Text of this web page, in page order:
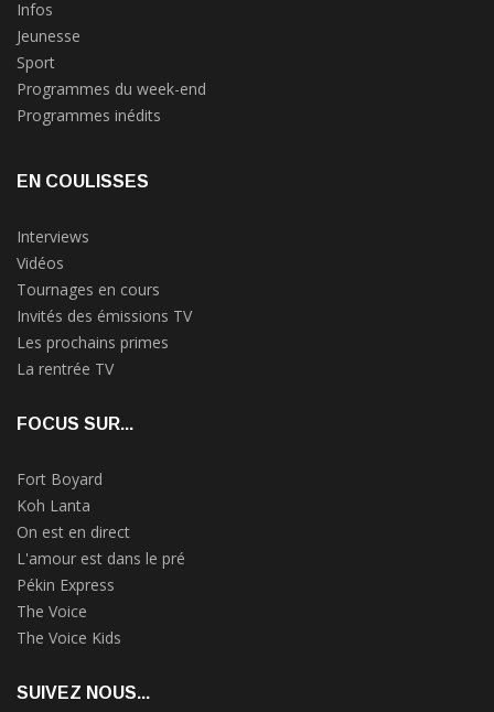
Infos
Jeunesse
Sport
Programmes du week-end
Programmes inédits
EN COULISSES
Interviews
Vidéos
Tournages en cours
Invités des émissions TV
Les prochains primes
La rentrée TV
FOCUS SUR...
Fort Boyard
Koh Lanta
On est en direct
L'amour est dans le pré
Pékin Express
The Voice
The Voice Kids
SUIVEZ NOUS...